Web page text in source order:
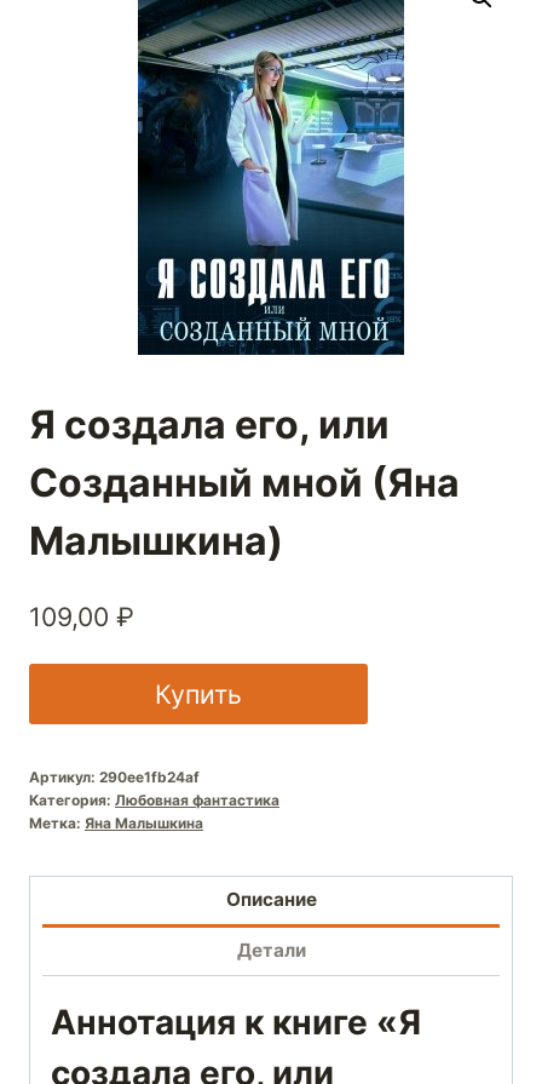
Я создала его, или
Созданный мной (Яна
Малышкина)
109,00 ₽
Купить
Артикул: 290ee1fb24af
Категория: Любовная фантастика
Метка: Яна Малышкина
Описание
Детали
Аннотация к книге «Я
создала его, или